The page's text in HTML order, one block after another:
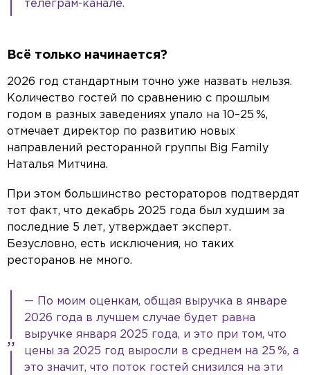
телеграм-канале.
Всё только начинается?
2026 год стандартным точно уже назвать нельзя.
Количество гостей по сравнению с прошлым
годом в разных заведениях упало на 10–25 %,
отмечает директор по развитию новых
направлений ресторанной группы Big Family
Наталья Митчина.
При этом большинство рестораторов подтвердят
тот факт, что декабрь 2025 года был худшим за
последние 5 лет, утверждает эксперт.
Безусловно, есть исключения, но таких
ресторанов не много.
— По моим оценкам, общая выручка в январе
2026 года в лучшем случае будет равна
выручке января 2025 года, и это при том, что
цены за 2025 год выросли в среднем на 25 %, а
это значит, что поток гостей снизился на эти